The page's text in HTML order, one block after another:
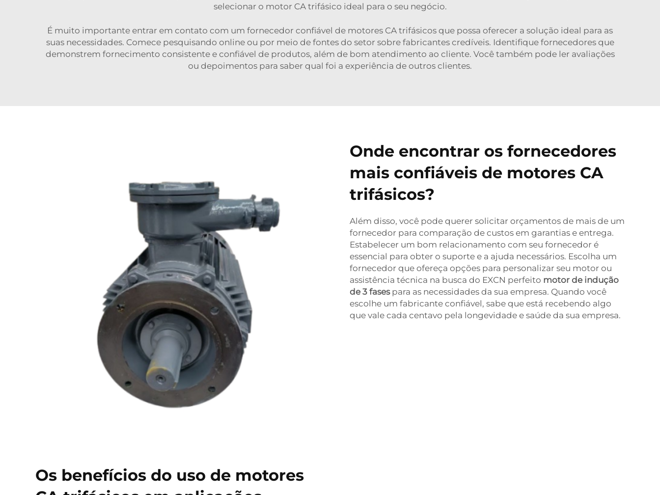
selecionar o motor CA trifásico ideal para o seu negócio.
É muito importante entrar em contato com um fornecedor confiável de motores CA trifásicos que possa oferecer a solução ideal para as
suas necessidades. Comece pesquisando online ou por meio de fontes do setor sobre fabricantes credíveis. Identifique fornecedores que
demonstrem fornecimento consistente e confiável de produtos, além de bom atendimento ao cliente. Você também pode ler avaliações
ou depoimentos para saber qual foi a experiência de outros clientes.
Onde encontrar os fornecedores
mais confiáveis de motores CA
trifásicos?
Além disso, você pode querer solicitar orçamentos de mais de um
fornecedor para comparação de custos em garantias e entrega.
Estabelecer um bom relacionamento com seu fornecedor é
essencial para obter o suporte e a ajuda necessários. Escolha um
fornecedor que ofereça opções para personalizar seu motor ou
assistência técnica na busca do EXCN perfeito motor de indução
de 3 fases para as necessidades da sua empresa. Quando você
escolhe um fabricante confiável, sabe que está recebendo algo
que vale cada centavo pela longevidade e saúde da sua empresa.
Os benefícios do uso de motores